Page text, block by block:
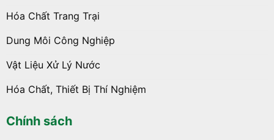
Hóa Chất Trang Trại
Dung Môi Công Nghiệp
Vật Liệu Xử Lý Nước
Hóa Chất, Thiết Bị Thí Nghiệm
Chính sách